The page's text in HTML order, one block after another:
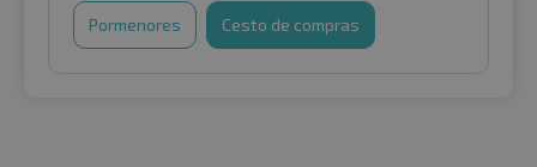
Pormenores Cesto de compras